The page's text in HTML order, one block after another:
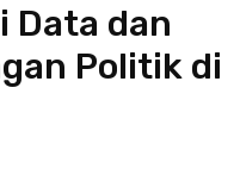
Data dan
Politik di